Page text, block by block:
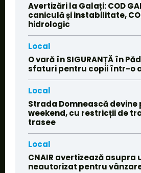
Avertizări la Galați: COD
caniculă și instabilitate,
hidrologic
Local
O vară în SIGURANȚĂ în
sfaturi pentru copii într-o
Local
Strada Domnească
weekend, cu restricții de
trasee
Local
CNAIR avertizează asupra
neautorizat pentru